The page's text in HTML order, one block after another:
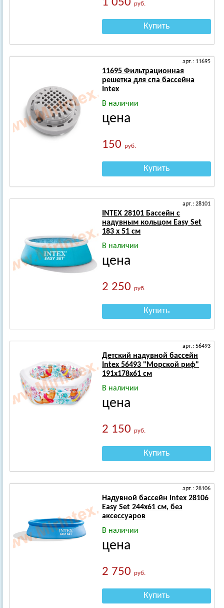
руб.
Купить
арт.: 11695
11695 Фильтрационная
решетка для спа бассейна
Intex
В наличии
цена
150руб.
Купить
арт.: 28101
INTEX 28101 Бассейн с
надувным кольцом Easy Set
183 х 51 см
В наличии
цена
2 250руб.
Купить
арт.: 56493
Детский надувной бассейн
Intex 56493 "Морской риф"
191х178х61 см
В наличии
цена
2 150руб.
Купить
арт.: 28106
Надувной бассейн Intex 28106
Easy Set 244х61 см, без
аксессуаров
В наличии
цена
2 750руб.
Купить